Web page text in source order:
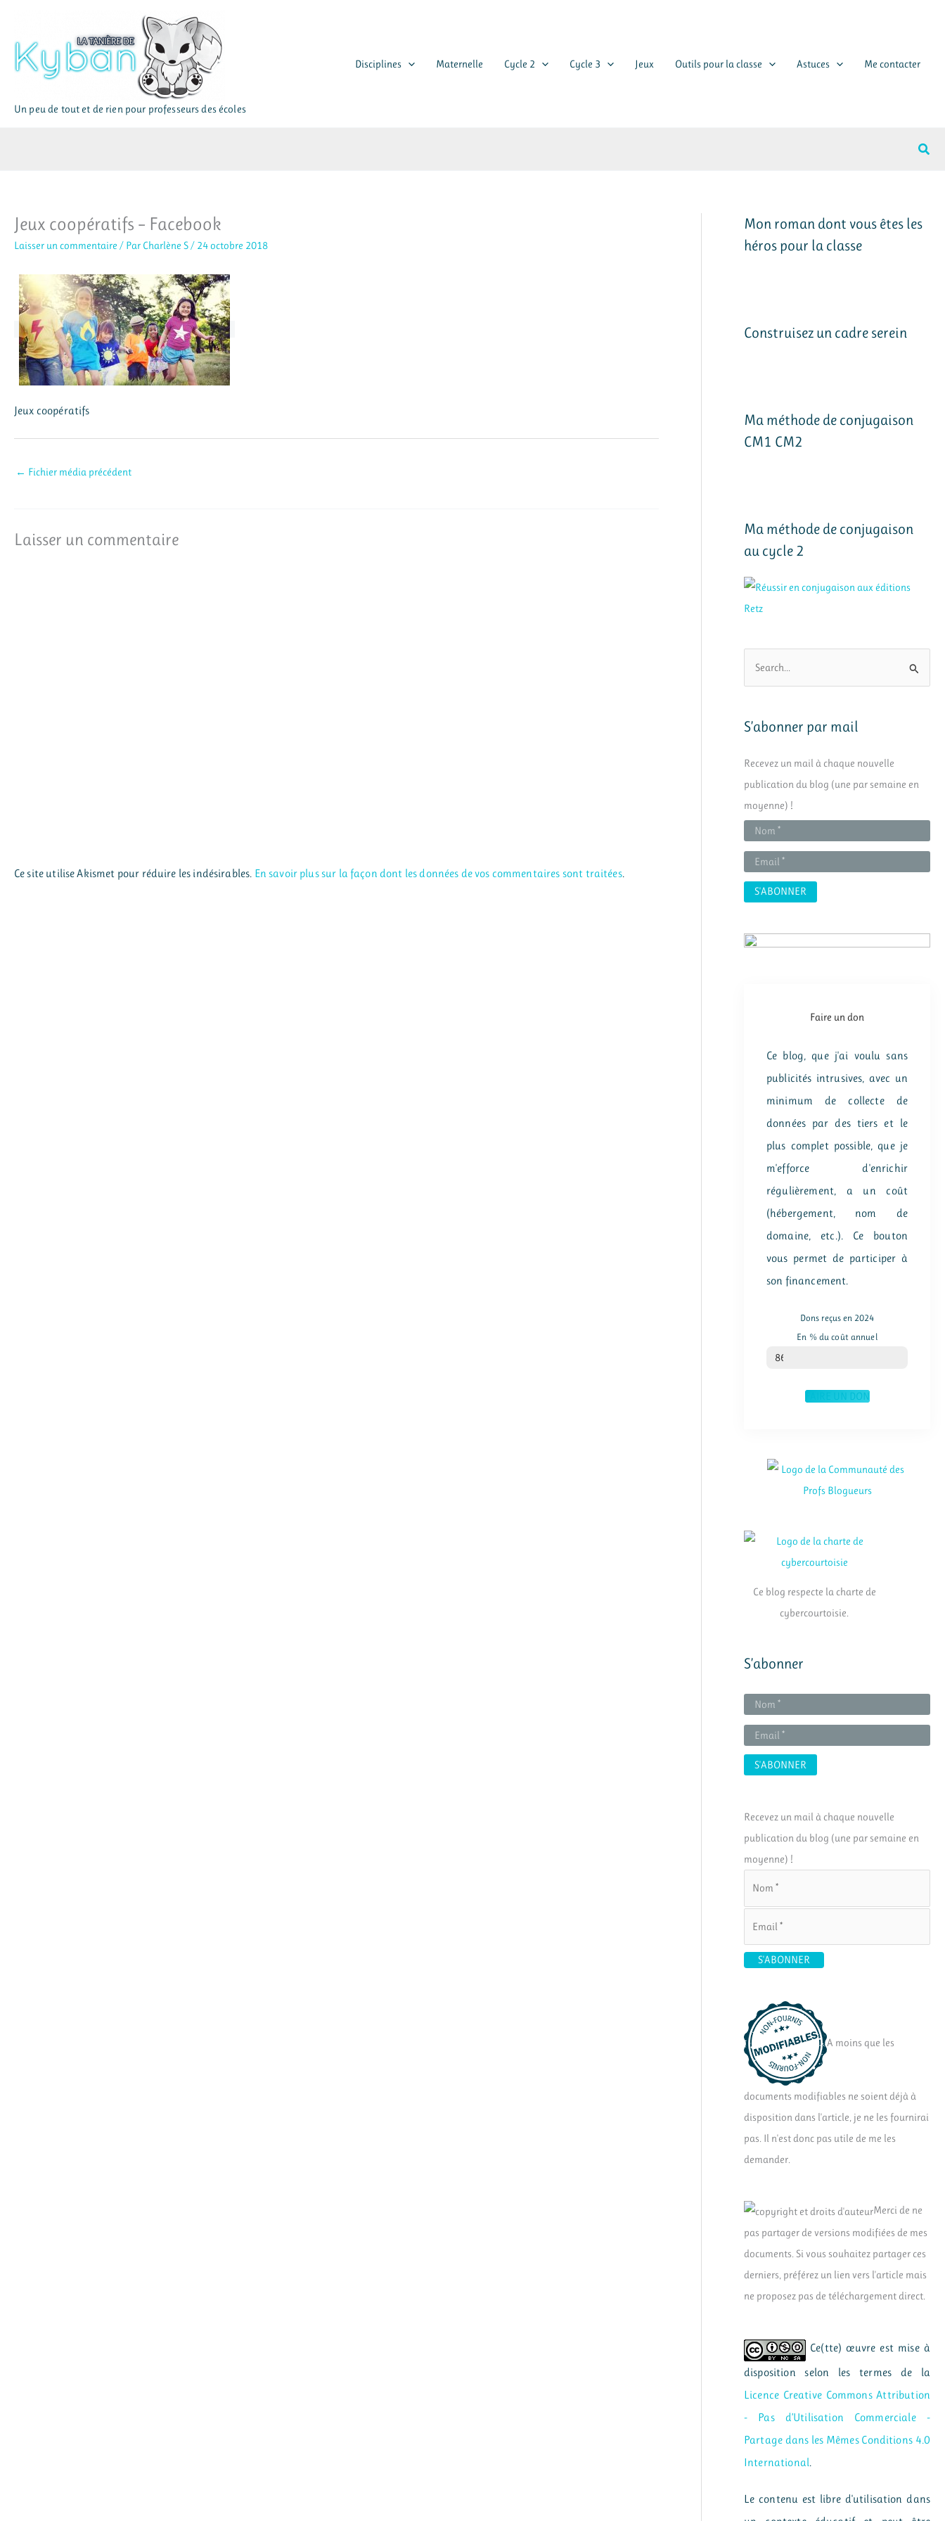
contenu
Un peu de tout et de rien pour professeurs des écoles
Disciplines Maternelle Cycle 2 Cycle 3 Jeux Outils pour la classe Astuces Me contacter
Jeux coopératifs – Facebook
Laisser un commentaire / Par Charlène S/ 24 octobre 2018
Jeux coopératifs
← Fichier média précédent
Laisser un commentaire
Ce site utilise Akismet pour réduire les indésirables. En savoir plus sur la façon dont les données de vos commentaires sont traitées.
Mon roman dont vous êtes les
héros pour la classe
Construisez un cadre serein
Ma méthode de conjugaison
CM1 CM2
Ma méthode de conjugaison
au cycle 2
h
r
c
h
r
S’abonner par mail
Recevez un mail à chaque nouvelle
publication du blog (une par semaine en
moyenne) !
Faire un don
Ce blog, que j'ai voulu sans
publicités intrusives, avec un
minimum de collecte de
données par des tiers et le
plus complet possible, que je
m'efforce d'enrichir
régulièrement, a un coût
(hébergement, nom de
domaine, etc.). Ce bouton
vous permet de participer à
son financement.
Dons reçus en 2024
En % du coût annuel
% du coût annuel
86
FAIRE UN DON
Ce blog respecte la charte de
cybercourtoisie.
S’abonner
Recevez un mail à chaque nouvelle
publication du blog (une par semaine en
moyenne) !
A moins que les
documents modifiables ne soient déjà à
disposition dans l'article, je ne les fournirai
pas. Il n'est donc pas utile de me les
demander.
Merci de ne
pas partager de versions modifiées de mes
documents. Si vous souhaitez partager ces
derniers, préférez un lien vers l'article mais
ne proposez pas de téléchargement direct.
Ce(tte) œuvre est mise à
disposition selon les termes de la
Licence Creative Commons Attribution
- Pas d’Utilisation Commerciale -
Partage dans les Mêmes Conditions 4.0
International.
Le contenu est libre d'utilisation dans